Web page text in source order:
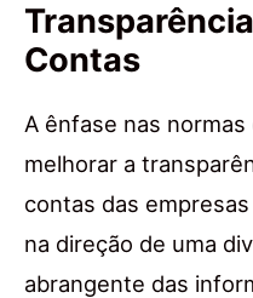
Contas
A ênfase nas
melhorar a
contas das
na direção de uma
abrangente das